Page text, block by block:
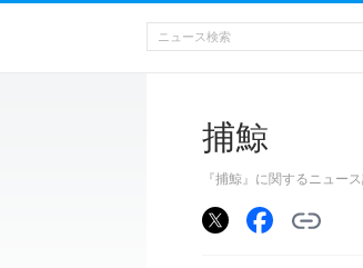
捕鯨
『捕鯨』に関するニュー